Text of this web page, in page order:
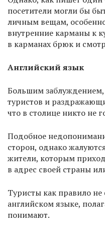
посетители могли бы
личным вещам,
внутренние карманы к
в карманах брюк и
Английский язык
Большим
туристов и
что в столице никто не
Подобное
сторон, однако
жители, которым
в адрес своей страны
Туристы как правило
английском языке,
понимают.